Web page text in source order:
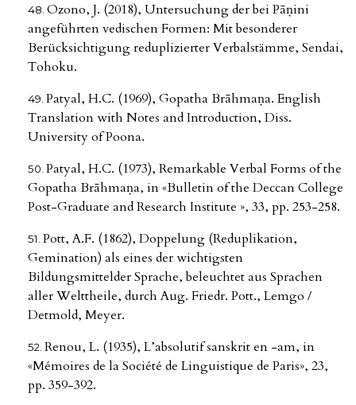
Ozono, J. (2018), Untersuchung der bei Pāṇini
angeführten vedischen Formen: Mit besonderer
Berücksichtigung reduplizierter Verbalstämme, Sendai,
Tohoku.
Patyal, H.C. (1969), Gopatha Brāhmaṇa. English
Translation with Notes and Introduction, Diss.
University of Poona.
Patyal, H.C. (1973), Remarkable Verbal Forms of the
Gopatha Brāhmaṇa, in «Bulletin of the Deccan College
Post-Graduate and Research Institute », 33, pp. 253-258.
Pott, A.F. (1862), Doppelung (Reduplikation,
Gemination) als eines der wichtigsten
Bildungsmittelder Sprache, beleuchtet aus Sprachen
aller Welttheile, durch Aug. Friedr. Pott., Lemgo /
Detmold, Meyer.
Renou, L. (1935), L’absolutif sanskrit en -am, in
«Mémoires de la Société de Linguistique de Paris», 23,
pp. 359-392.